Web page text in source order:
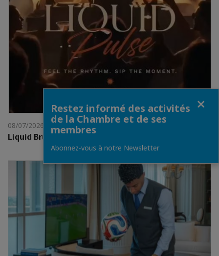
08/07/2026
Liquid Brunch au The Score, Pullman Doha West Bay
Restez informé des activités
de la Chambre et de ses
membres
Abonnez-vous à notre Newsletter